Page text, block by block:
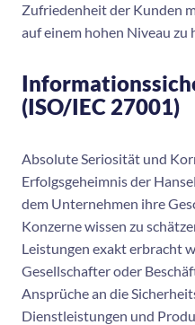
Zufriedenheit der Kunden
auf einem hohen Niveau zu
(ISO/IEC 27001)
Absolute Seriosität und
Erfolgsgeheimnis der
dem Unternehmen ihre
Konzerne wissen zu
Leistungen exakt erbracht
Gesellschafter oder
Ansprüche an die
Dienstleistungen und